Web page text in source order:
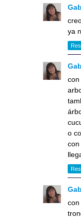
ya
o